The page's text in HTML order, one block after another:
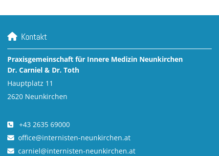
Kontakt
Praxisgemeinschaft für Innere Medizin Neunkirchen
Dr. Carniel & Dr. Toth
Hauptplatz 11
2620 Neunkirchen
 +43 2635 69000
 office@internisten-neunkirchen.at
 carniel@internisten-neunkirchen.at